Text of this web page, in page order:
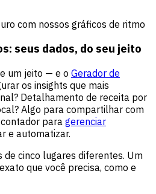
com nossos gráficos de ritmo
seus dados, do seu jeito
um jeito — e o Gerador de
os insights que mais
Detalhamento de receita por
Algo para compartilhar com
para gerenciar
e automatizar.
de cinco lugares diferentes. Um
que você precisa, como e